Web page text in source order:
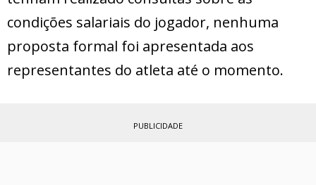
condições salariais do jogador, nenhuma
proposta formal foi apresentada aos
representantes do atleta até o momento.
PUBLICIDADE